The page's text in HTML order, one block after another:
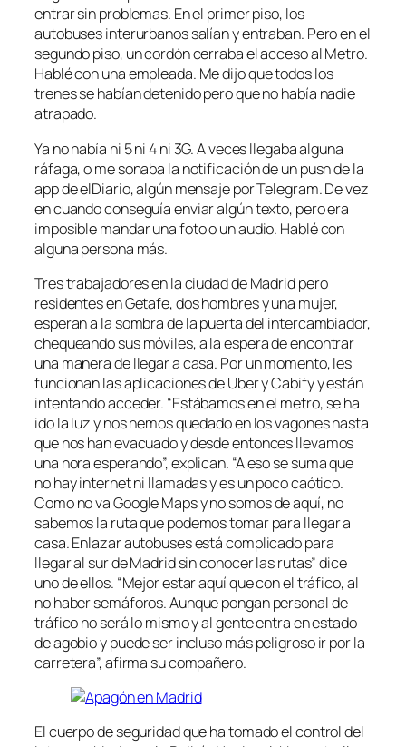
entrar sin problemas. En el primer piso, los
autobuses interurbanos salían y entraban. Pero en el
segundo piso, un cordón cerraba el acceso al Metro.
Hablé con una empleada. Me dijo que todos los
trenes se habían detenido pero que no había nadie
atrapado.
Ya no había ni 5 ni 4 ni 3G. A veces llegaba alguna
ráfaga, o me sonaba la notificación de un push de la
app de elDiario, algún mensaje por Telegram. De vez
en cuando conseguía enviar algún texto, pero era
imposible mandar una foto o un audio. Hablé con
alguna persona más.
Tres trabajadores en la ciudad de Madrid pero
residentes en Getafe, dos hombres y una mujer,
esperan a la sombra de la puerta del intercambiador,
chequeando sus móviles, a la espera de encontrar
una manera de llegar a casa. Por un momento, les
funcionan las aplicaciones de Uber y Cabify y están
intentando acceder. “Estábamos en el metro, se ha
ido la luz y nos hemos quedado en los vagones hasta
que nos han evacuado y desde entonces llevamos
una hora esperando”, explican. “A eso se suma que
no hay internet ni llamadas y es un poco caótico.
Como no va Google Maps y no somos de aquí, no
sabemos la ruta que podemos tomar para llegar a
casa. Enlazar autobuses está complicado para
llegar al sur de Madrid sin conocer las rutas” dice
uno de ellos. “Mejor estar aquí que con el tráfico, al
no haber semáforos. Aunque pongan personal de
tráfico no será lo mismo y al gente entra en estado
de agobio y puede ser incluso más peligroso ir por la
carretera”, afirma su compañero.
El cuerpo de seguridad que ha tomado el control del